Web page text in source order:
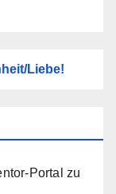
Liebe!
Portal zu